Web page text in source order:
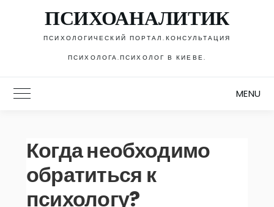
ПСИХОАНАЛИТИК
ПСИХОЛОГИЧЕСКИЙ ПОРТАЛ.КОНСУЛЬТАЦИЯ
ПСИХОЛОГА.ПСИХОЛОГ В КИЕВЕ.
Toggle Main Menu MENU
Когда необходимо
обратиться к
психологу?